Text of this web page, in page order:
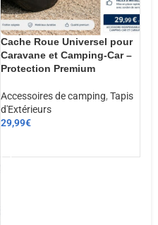
Cache Roue Universel pour
Caravane et Camping-Car –
Protection Premium
Accessoires de camping, Tapis
d'Extérieurs
29,99€